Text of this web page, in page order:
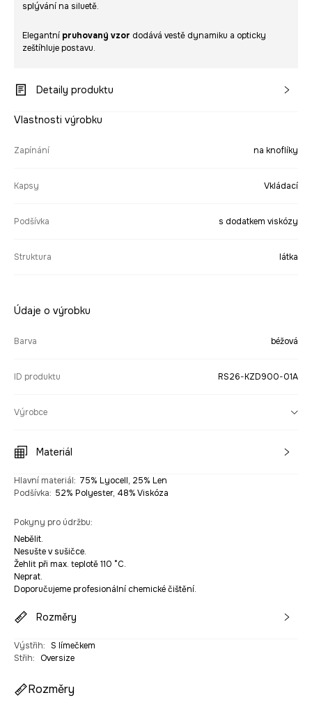
splývání na siluetě.
Elegantní pruhovaný vzor dodává vestě dynamiku a opticky
zeštíhluje postavu.
Detaily produktu
Vlastnosti výrobku
Zapínání na knoflíky
Kapsy Vkládací
Podšívka s dodatkem viskózy
Struktura látka
Údaje o výrobku
Barva béžová
ID produktu RS26-KZD900-01A
Výrobce
Materiál
Hlavní materiál: 75% Lyocell, 25% Len
Podšívka: 52% Polyester, 48% Viskóza
Pokyny pro údržbu:
Nebělit.
Nesušte v sušičce.
Žehlit při max. teplotě 110 °C.
Neprat.
Doporučujeme profesionální chemické čištění.
Rozměry
Výstřih: S límečkem
Střih: Oversize
Rozměry